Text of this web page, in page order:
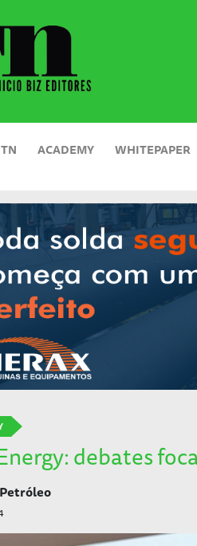
ACADEMY WHITEPAPER
debates